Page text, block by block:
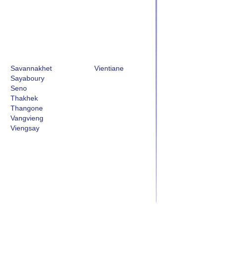
Savannakhet
Sayaboury
Seno
Thakhek
Thangone
Vangvieng
Viengsay
Vientiane